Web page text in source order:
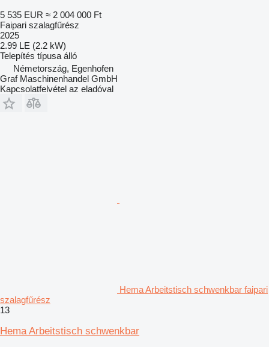
5 535 EUR ≈ 2 004 000 Ft
Faipari szalagfűrész
2025
2.99 LE (2.2 kW)
Telepítés típusa álló
Németország, Egenhofen
Graf Maschinenhandel GmbH
Kapcsolatfelvétel az eladóval
Hema Arbeitstisch schwenkbar faipari
szalagfűrész
13
Hema Arbeitstisch schwenkbar